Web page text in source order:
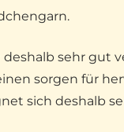
sehr gut
sorgen für
sich deshalb